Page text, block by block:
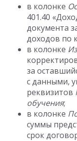
в колонке
401.40
документа
доходов по
в колонке
за
с данными,
реквизитов
обучения;
в колонке
суммы
срок